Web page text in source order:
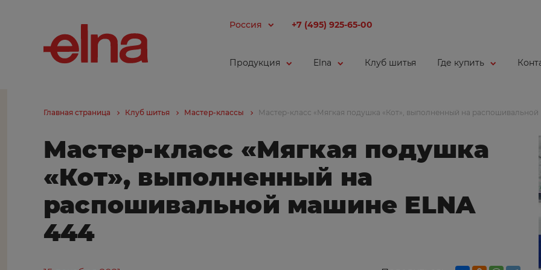
Россия +7 (495) 925-65-00
Продукция Elna Клуб шитья Где купить
Главная страница Клуб шитья Мастер-классы Мастер-класс «Мягкая подушка «Кот», выполненный на
Мастер-класс «Мягкая подушка
«Кот», выполненный на
распошивальной машине ELNA
444